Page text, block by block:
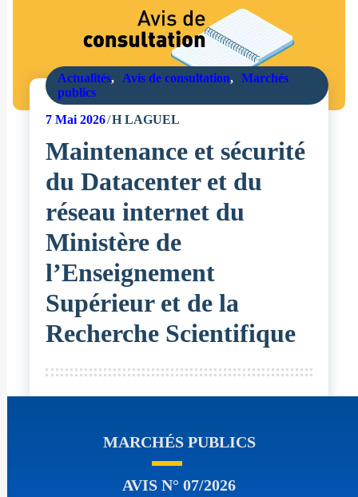
Actualités, Avis de consultation, Marchés
publics
7Mai 2026 H LAGUEL
Maintenance et sécurité
du Datacenter et du
réseau internet du
Ministère de
l’Enseignement
Supérieur et de la
Recherche Scientifique
MARCHÉS PUBLICS
AVIS N° 07/2026